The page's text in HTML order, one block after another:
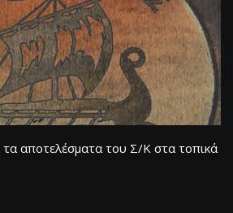
τα αποτελέσματα του Σ/Κ στα τοπικά